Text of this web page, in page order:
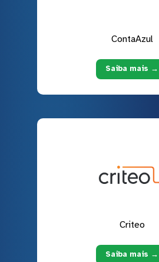
ContaAzul
Saiba mais →
Criteo
Saiba mais →